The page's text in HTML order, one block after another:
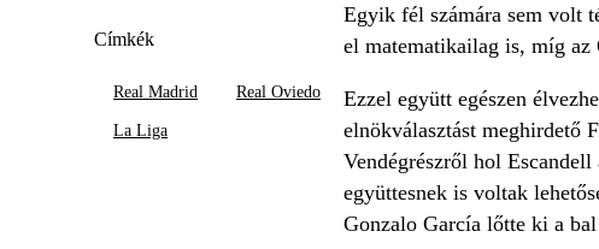
Címkék
Real Madrid Real Oviedo
La Liga
Egyik fél számára sem volt
el matematikailag is, míg az
Ezzel együtt egészen
elnökválasztást meghirdető
Vendégrészről hol
együttesnek is voltak
Gonzalo García lőtte ki a